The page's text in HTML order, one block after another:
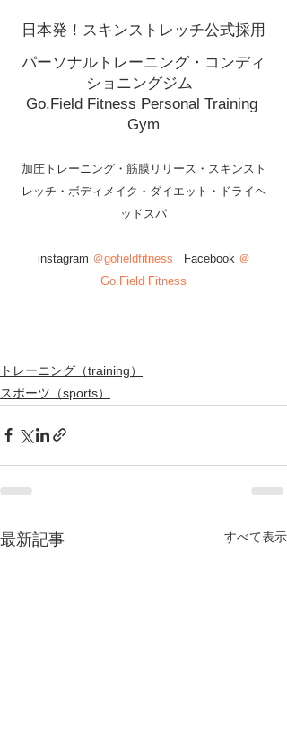
日本発！スキンストレッチ公式採用
パーソナルトレーニング・コンディ
ショニングジム
Go.Field Fitness Personal Training
Gym
加圧トレーニング・筋膜リリース・スキンスト
レッチ・ボディメイク・ダイエット・ドライヘ
ッドスパ
instagram ＠gofieldfitness
   Facebook
＠
Go.Field Fitness
トレーニング（training）
スポーツ（sports）
最新記事 すべて表示